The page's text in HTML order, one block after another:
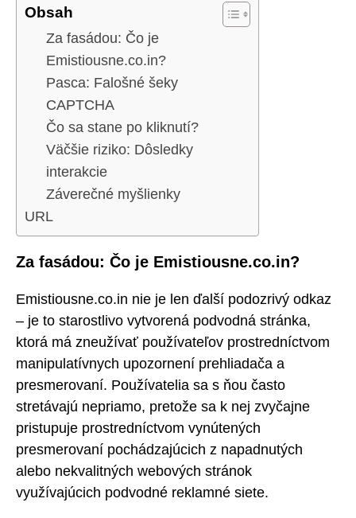
Obsah
Za fasádou: Čo je
Emistiousne.co.in?
Pasca: Falošné šeky
CAPTCHA
Čo sa stane po kliknutí?
Väčšie riziko: Dôsledky
interakcie
Záverečné myšlienky
URL
Za fasádou: Čo je Emistiousne.co.in?
Emistiousne.co.in nie je len ďalší podozrivý odkaz
– je to starostlivo vytvorená podvodná stránka,
ktorá má zneužívať používateľov prostredníctvom
manipulatívnych upozornení prehliadača a
presmerovaní. Používatelia sa s ňou často
stretávajú nepriamo, pretože sa k nej zvyčajne
pristupuje prostredníctvom vynútených
presmerovaní pochádzajúcich z napadnutých
alebo nekvalitných webových stránok
využívajúcich podvodné reklamné siete.